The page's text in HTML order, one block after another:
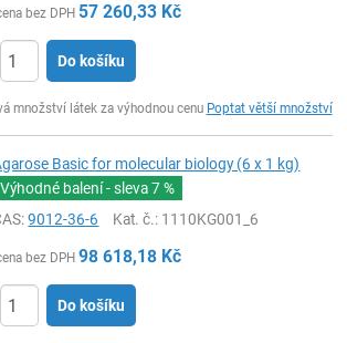
bez DPH 57 260,33 Kč
Do košíku
množství látek za výhodnou cenu Poptat větší množství
Basic for molecular biology (6 x 1 kg)
Výhodné balení - sleva7 %
9012-36-6 Kat. č.: 1110KG001_6
bez DPH 98 618,18 Kč
Do košíku